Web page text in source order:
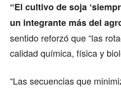
“El cultivo de soja
un integrante más del
sentido reforzó que “las
calidad química, física y
“Las secuencias que